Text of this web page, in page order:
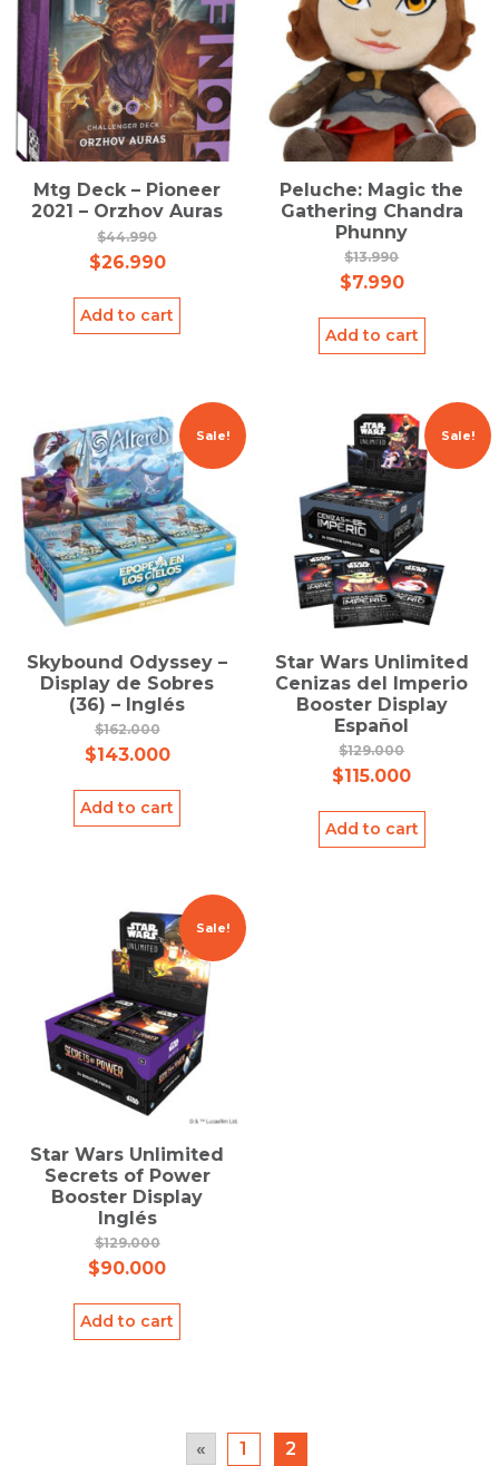
Mtg Deck – Pioneer
2021 – Orzhov Auras
$44.990
$26.990
Add to cart
Peluche: Magic the
Gathering Chandra
Phunny
$13.990
$7.990
Add to cart
Sale!
Skybound Odyssey –
Display de Sobres
(36) – Inglés
$162.000
$143.000
Add to cart
Sale!
Star Wars Unlimited
Cenizas del Imperio
Booster Display
Español
$129.000
$115.000
Add to cart
Sale!
Star Wars Unlimited
Secrets of Power
Booster Display
Inglés
$129.000
$90.000
Add to cart
« 1 2